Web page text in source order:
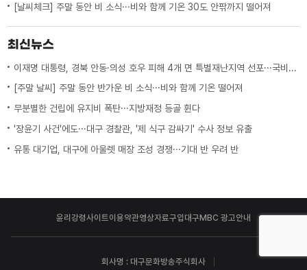
[날씨체크] 주말 동안 비 소식···비와 함께 기온 30도 안팎까지 떨어져
최신뉴스
이재명 대통령, 경북 안동·의성 호우 피해 4개 면 특별재난지역 선포···국비 추가 지원
[주말 날씨] 주말 동안 반가운 비 소식···비와 함께 기온 떨어져
무분별한 건립에 유지비 폭탄···지방재정 등골 휜다
'장윤기 사건'에도···대구 경찰관, '제 식구 감싸기' 수사 정보 유출
유통 대기업, 대구에 아울렛 매장 조성 경쟁···기대 반 우려 반
윤리강령사이트이용약관영상자료구입 대구MBC 광고안내
회사명 : 대구문화방송주식회사